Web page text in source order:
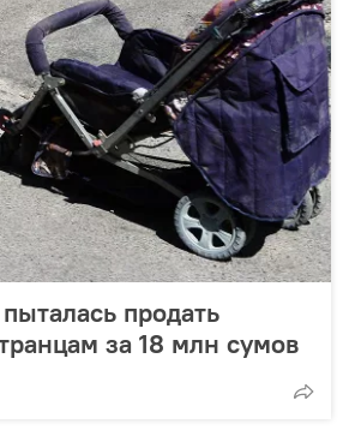
продать
за 18 млн сумов